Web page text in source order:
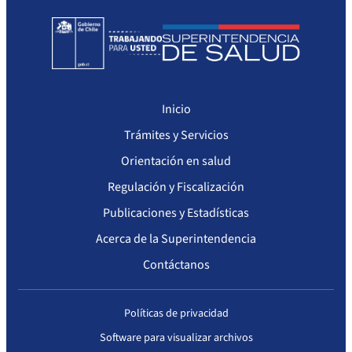
Llamados a concurso de personal
Otras Resoluciones
Actas Consejo Consultivo Ley Corta de Isapres
Sanciones a Prestadores
Inicio
Trámites y Servicios
Orientación en salud
Regulación y Fiscalización
Publicaciones y Estadísticas
Acerca de la Superintendencia
Contáctanos
Políticas de privacidad
Software para visualizar archivos